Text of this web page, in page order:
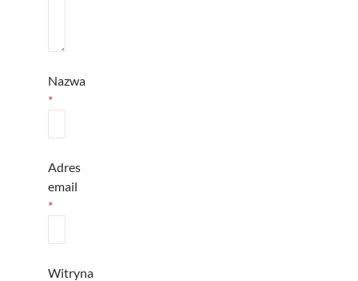
Nazwa
*
Adres
email
*
Witryna